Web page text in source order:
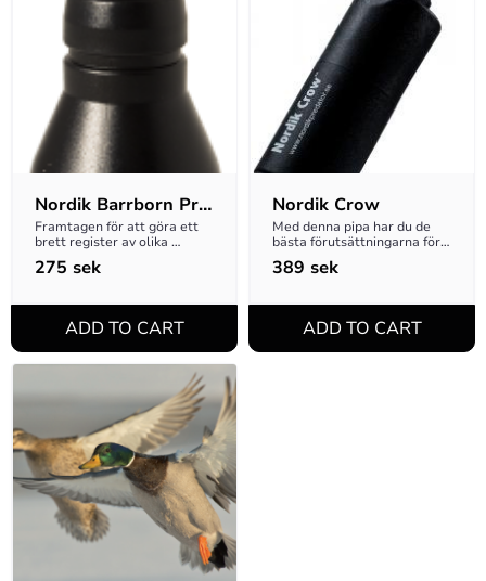
Nordik Barrborn Pro
Crow
Framtagen för att göra ett
brett register av olika
lockljud för kråkfågel!
275 sek
Nordik Crow
Med denna pipa har du de
bästa förutsättningarna för
att lyckas med din jakt!
389 sek